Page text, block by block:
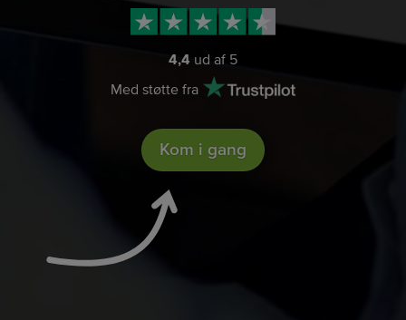
4,4 ud af 5
Med støtte fra
Kom i gang